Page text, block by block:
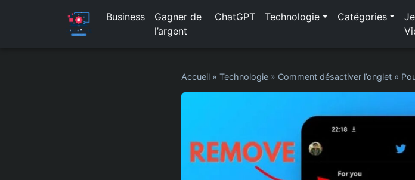
Business
Gagner de
l’argent
ChatGPT Technologie Catégories
Accueil » Technologie » Comment désactiver l’onglet «